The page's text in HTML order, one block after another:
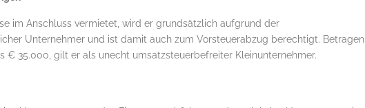
im Anschluss vermietet, wird er grundsätzlich aufgrund der
Unternehmer und ist damit auch zum Vorsteuerabzug berechtigt. Betragen
€ 35.000, gilt er als unecht umsatzsteuerbefreiter Kleinunternehmer.